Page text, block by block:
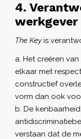
4.
werkgever
The Keyis
Het creëren
elkaar met
constructief
vorm dan ook
De
verstaan dat de